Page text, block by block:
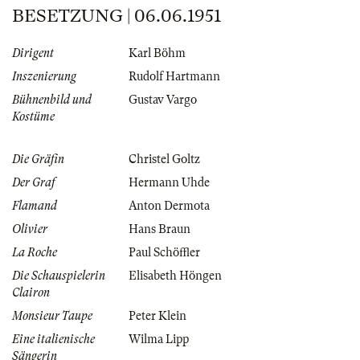
BESETZUNG | 06.06.1951
Dirigent
Karl Böhm
Inszenierung
Rudolf Hartmann
Bühnenbild und
Kostüme
Gustav Vargo
Die Gräfin
Christel Goltz
Der Graf
Hermann Uhde
Flamand
Anton Dermota
Olivier
Hans Braun
La Roche
Paul Schöffler
Die Schauspielerin
Clairon
Elisabeth Höngen
Monsieur Taupe
Peter Klein
Eine italienische
Sängerin
Wilma Lipp